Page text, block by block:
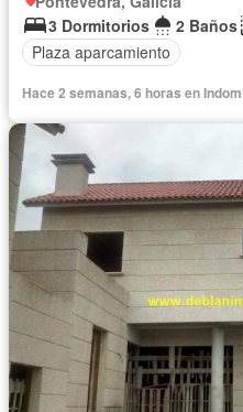
3 Dormitorios
2 Baños
Plaza aparcamiento
Hace 2 semanas, 6 horas en